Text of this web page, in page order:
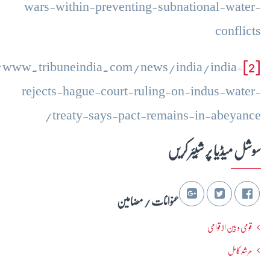
wars-within-preventing-subnational-water-
conflicts
news/india/india-
rejects-hague-court-ruling-on-indus-water-
treaty-says-pact-remains-in-abeyance/
سوشل میڈیا پر شِیئر کریں
عنوانات / مضامین
قومی و بین الاقوامی
مرشدِ کامل